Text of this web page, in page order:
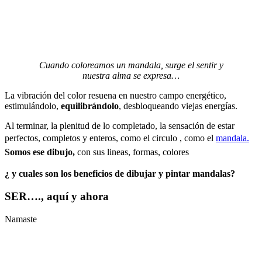
Cuando coloreamos un mandala, surge el sentir y
nuestra alma se expresa…
La vibración del color resuena en nuestro campo energético,
estimulándolo, equilibrándolo, desbloqueando viejas energías.
Al terminar, la plenitud de lo completado, la sensación de estar
perfectos, completos y enteros, como el circulo , como el mandala.
Somos ese dibujo, con sus lineas, formas, colores
¿ y cuales son los beneficios de dibujar y pintar mandalas?
SER…., aquí y ahora
Namaste